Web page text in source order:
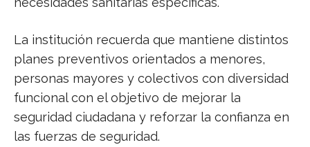
La institución recuerda que mantiene distintos
planes preventivos orientados a menores,
personas mayores y colectivos con diversidad
funcional con el objetivo de mejorar la
seguridad ciudadana y reforzar la confianza en
las fuerzas de seguridad.